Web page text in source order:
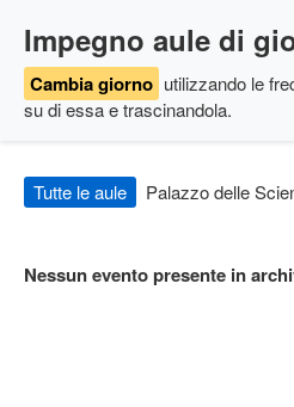
Impegno aule di
Cambia giorno utilizzando le
su di essa e trascinandola.
Tutte le aule Palazzo delle
Nessun evento presente in